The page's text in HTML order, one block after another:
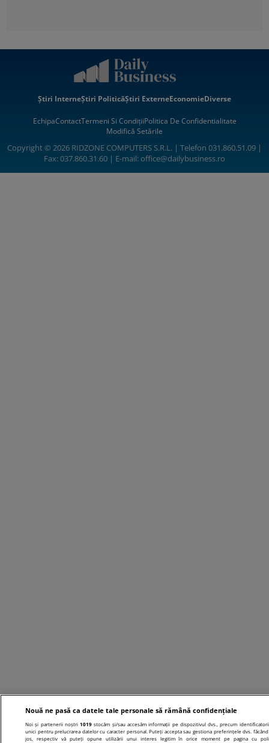
Știri InterneȘtiri PoliticăȘtiri ExterneEconomieDiverse
EchipaContactTermeni Si CondițiiPolitica De Confidentialitate
Modifică Setările
Copyright © 2026 RIDZONE COMPUTERS S.R.L. | Telefon 031.860.51.09 |
Fax: 037.860.31.60 | E-mail:office@dailybusiness.ro
Nouă ne pasă ca datele tale personale să rămână confidențiale
Noi și partenerii noștri1019 stocăm și/sau accesăm informații pe dispozitivul dvs., precum
unici pentru prelucrarea datelor cu caracter personal. Puteți accepta sau gestiona preferințele dvs. făcând
jos, respectiv vă puteți opune utilizării unui interes legitim în orice moment pe pagina cu